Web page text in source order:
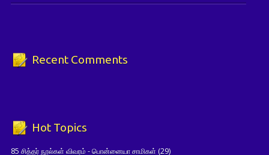
Recent Comments
Hot Topics
85 சித்தர் நூல்கள் விவரம் - பொன்னையா சாமிகள் (29)